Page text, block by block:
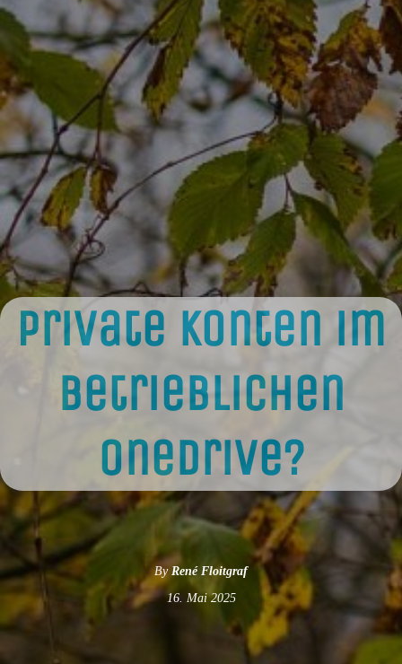
Private Konten im
betrieblichen
OneDrive?
By René Floitgraf
16. Mai 2025